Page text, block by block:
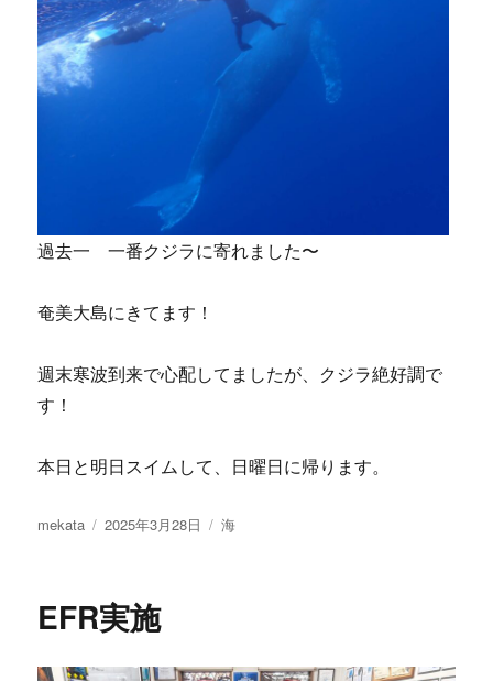
過去一 一番クジラに寄れました〜
奄美大島にきてます！
週末寒波到来で心配してましたが、クジラ絶好調で
す！
本日と明日スイムして、日曜日に帰ります。
投
mekata
投
2025年3月28日
カ
海
EFR実施